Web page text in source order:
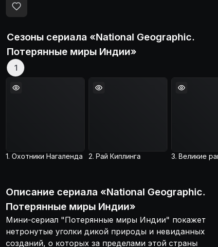
Сезоны сериала «National Geographic.
Потерянные миры Индии»
1
1. Охотники Нагаленда 2. Рай Киплинга
Описание сериала «National Geographic.
Потерянные миры Индии»
Мини-сериал "Потерянные миры Индии" покажет
нетронутые уголки дикой природы и невиданных
созданий, о которых за пределами этой страны